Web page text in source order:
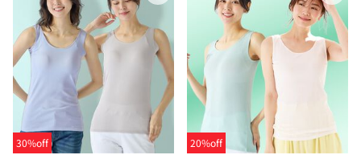
30%off
20%off